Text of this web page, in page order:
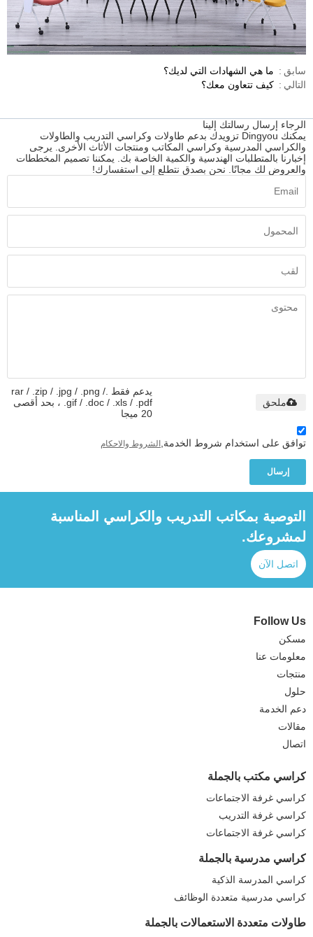
سابق
ما هي الشهادات التي لديك؟
التالي
كيف تتعاون معك؟
الرجاء إرسال رسالتك إلينا
يمكنك Dingyou تزويدك بدعم طاولات وكراسي التدريب والطاولات
والكراسي المدرسية وكراسي المكاتب ومنتجات الأثاث الأخرى. يرجى
إخبارنا بالمتطلبات الهندسية والكمية الخاصة بك. يمكننا تصميم المخططات
والعروض لك مجانًا. نحن بصدق نتطلع إلى استفسارك!
يدعم فقط .rar / .zip / .jpg / .png /
.gif / .doc / .xls / .pdf ، بحد أقصى
20 ميجا
ملحق
توافق على استخدام شروط الخدمة, الشروط والاحكام
إرسال
التوصية بمكاتب التدريب والكراسي المناسبة
لمشروعك.
اتصل الآن
Follow Us
مسكن
معلومات عنا
منتجات
حلول
دعم الخدمة
مقالات
اتصال
كراسي مكتب بالجملة
كراسي غرفة الاجتماعات
كراسي غرفة التدريب
كراسي غرفة الاجتماعات
كراسي مدرسية بالجملة
كراسي المدرسة الذكية
كراسي مدرسية متعددة الوظائف
طاولات متعددة الاستعمالات بالجملة